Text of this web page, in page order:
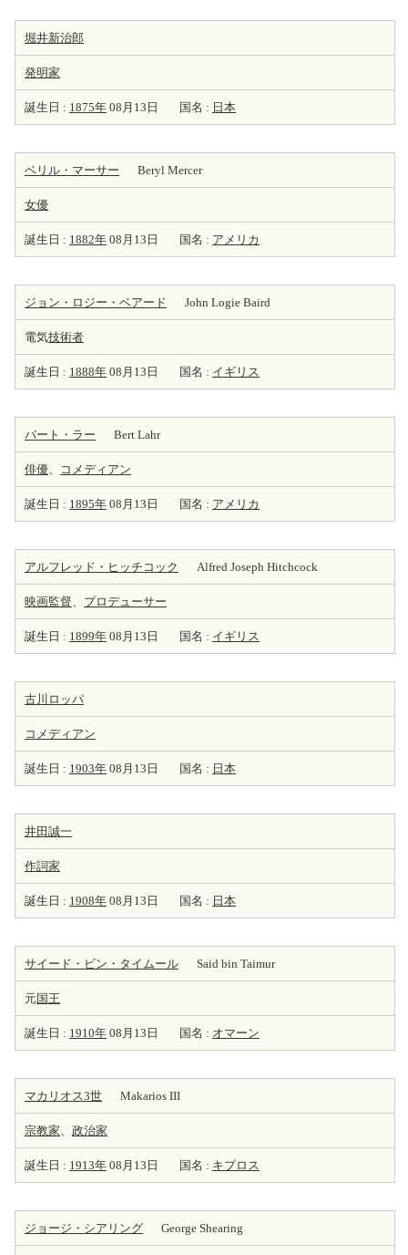
堀井新治郎
発明家
誕生日 : 1875年 08月13日 国名 : 日本
ベリル・マーサー Beryl Mercer
女優
誕生日 : 1882年 08月13日 国名 : アメリカ
ジョン・ロジー・ベアード John Logie Baird
電気技術者
誕生日 : 1888年 08月13日 国名 : イギリス
バート・ラー Bert Lahr
俳優、 コメディアン
誕生日 : 1895年 08月13日 国名 : アメリカ
アルフレッド・ヒッチコック Alfred Joseph Hitchcock
映画監督、 プロデューサー
誕生日 : 1899年 08月13日 国名 : イギリス
古川ロッパ
コメディアン
誕生日 : 1903年 08月13日 国名 : 日本
井田誠一
作詞家
誕生日 : 1908年 08月13日 国名 : 日本
サイード・ビン・タイムール Said bin Taimur
元国王
誕生日 : 1910年 08月13日 国名 : オマーン
マカリオス3世 Makarios III
宗教家、 政治家
誕生日 : 1913年 08月13日 国名 : キプロス
ジョージ・シアリング George Shearing